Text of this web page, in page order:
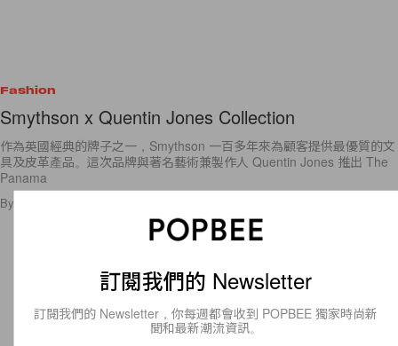
Fashion
Smythson x Quentin Jones Collection
作為英國經典的牌子之一，Smythson 一百多年來為顧客提供最優質的文
具及皮革產品。這次品牌與著名藝術兼製作人 Quentin Jones 推出 The
Panama
By
訂閱我們的 Newsletter
訂閱我們的 Newsletter，你每週都會收到 POPBEE 獨家時尚新
聞和最新潮流資訊。